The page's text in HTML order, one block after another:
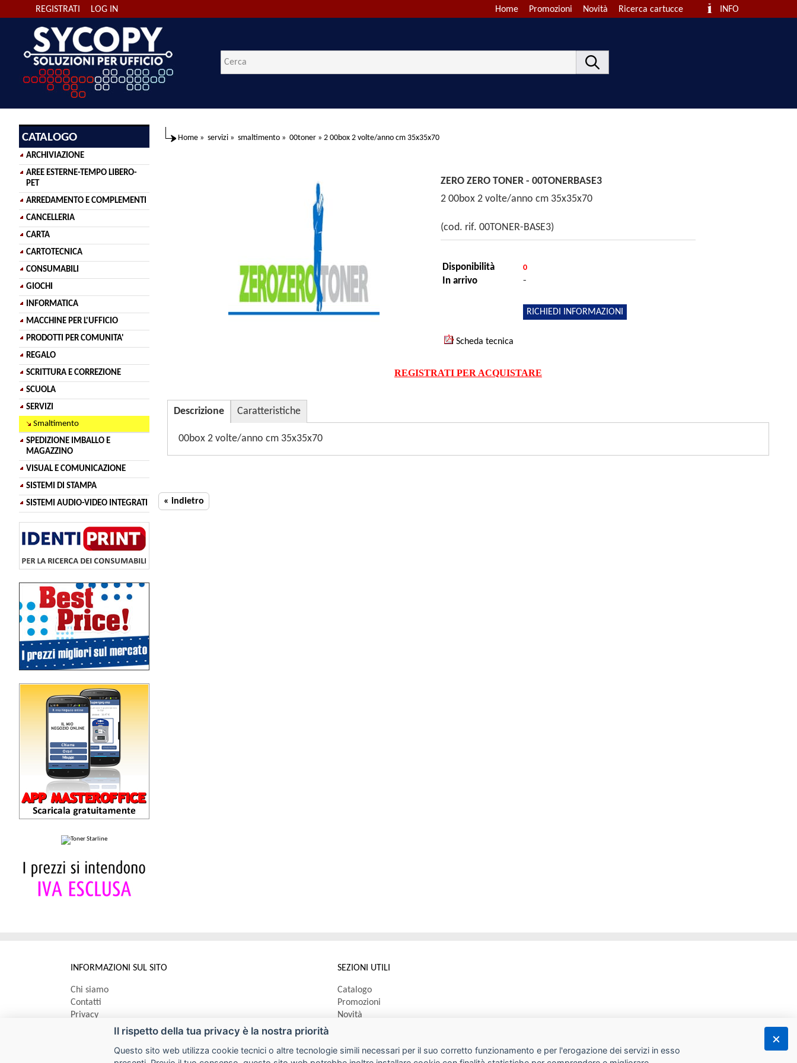
LOG IN
REGISTRATI INFO
Ricerca cartucce
Novità
Promozioni
Home
CATALOGO
ARCHIVIAZIONE
AREE ESTERNE-TEMPO LIBERO-
PET
ARREDAMENTO E COMPLEMENTI
CANCELLERIA
CARTA
CARTOTECNICA
CONSUMABILI
GIOCHI
INFORMATICA
MACCHINE PER L'UFFICIO
PRODOTTI PER COMUNITA'
REGALO
SCRITTURA E CORREZIONE
SCUOLA
SERVIZI
Smaltimento
SPEDIZIONE IMBALLO E
MAGAZZINO
VISUAL E COMUNICAZIONE
SISTEMI DI STAMPA
SISTEMI AUDIO-VIDEO INTEGRATI
Home » servizi » smaltimento » 00toner » 2 00box 2 volte/anno cm 35x35x70
ZERO ZERO TONER - 00TONERBASE3
2 00box 2 volte/anno cm 35x35x70
(cod. rif. 00TONER-BASE3)
Disponibilità 0
In arrivo -
RICHIEDI INFORMAZIONI
Scheda tecnica
REGISTRATI PER ACQUISTARE
Descrizione Caratteristiche
00box 2 volte/anno cm 35x35x70
« indietro
INFORMAZIONI SUL SITO
Chi siamo
Contatti
Privacy
Informativa uso cookie
Impostazioni cookie
SEZIONI UTILI
Catalogo
Promozioni
Novità
Il rispetto della tua privacy è la nostra priorità
Questo sito web utilizza cookie tecnici o altre tecnologie simili necessari per il suo corretto funzionamento e per l'erogazione dei servizi in esso